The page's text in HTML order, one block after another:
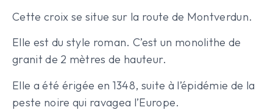
Cette croix se situe sur la route de Montverdun.
Elle est du style roman. C’est un monolithe de
granit de 2 mètres de hauteur.
Elle a été érigée en 1348, suite à l’épidémie de la
peste noire qui ravagea l’Europe.